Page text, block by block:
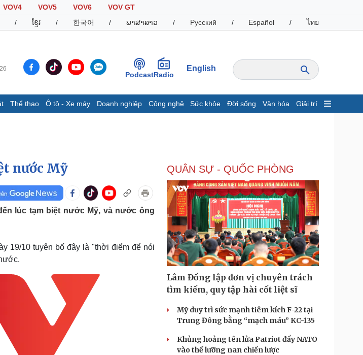
VOV4 VOV5 VOV6
VOV GT
/ ខ្មែរ / 한국어 / ພາສາລາວ / Русский / Español / ไทย
PodcastRadio
English
Thể thao Ô tô - Xe máy Doanh nghiệp Công nghệ Sức khỏe Đời sống Văn hóa Giải trí
Infographic
Chứng khoán
Giá cà phê
Ô tô - Xe máy
Tư vấn
Doanh nghiệp
Thông tin doanh nghiệp
Doanh nghiệp 24h
Doanh nhân
Vì cộng đồng
Công nghệ
Sành điệu
Tin Công nghệ
Trải nghiệm
Chuyển đổi số
Nghệ sĩ
Thời trang
Sao Việt
Podcast
Câu chuyện thời sự
Đọc truyện đêm khuya
Cửa sổ tình yêu
Hạt giống tâm hồn
nước Mỹ
lúc tạm biệt nước Mỹ, và nước ông
19/10 tuyên bố đây là "thời điểm để nói
QUÂN SỰ - QUỐC PHÒNG
Lâm Đồng lập đơn vị chuyên trách
tìm kiếm, quy tập hài cốt liệt sĩ
Mỹ duy trì sức mạnh tiêm kích F-22 tại
Trung Đông bằng “mạch máu” KC-135
Khủng hoảng tên lửa Patriot đẩy NATO
vào thế lưỡng nan chiến lược